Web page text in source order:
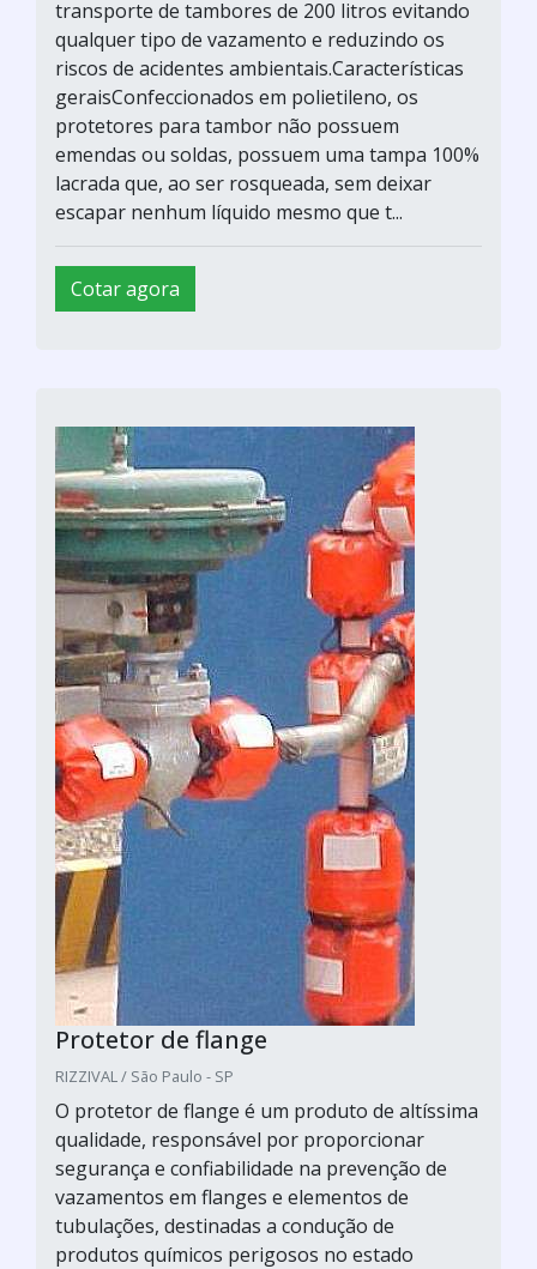
transporte de tambores de 200 litros evitando
qualquer tipo de vazamento e reduzindo os
riscos de acidentes ambientais.Características
geraisConfeccionados em polietileno, os
protetores para tambor não possuem
emendas ou soldas, possuem uma tampa 100%
lacrada que, ao ser rosqueada, sem deixar
escapar nenhum líquido mesmo que t...
Cotar agora
Protetor de flange
RIZZIVAL / São Paulo - SP
O protetor de flange é um produto de altíssima
qualidade, responsável por proporcionar
segurança e confiabilidade na prevenção de
vazamentos em flanges e elementos de
tubulações, destinadas a condução de
produtos químicos perigosos no estado